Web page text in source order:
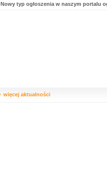
Nowy typ ogłoszenia w naszym portalu
więcej aktualności